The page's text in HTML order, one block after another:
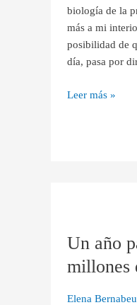
biología de la
más a mi
posibilidad de
día, pasa por
Leer más »
Un año
millones
Elena
para
mirar
a